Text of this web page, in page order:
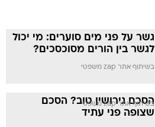
גשר על פני מים סוערים: מי יכול
לגשר בין הורים מסוכסכים?
בשיתוף אתר zap משפטי
הסכם גירושין טוב? הסכם
שצופה פני עתיד
בשיתוף אתר zap משפטי